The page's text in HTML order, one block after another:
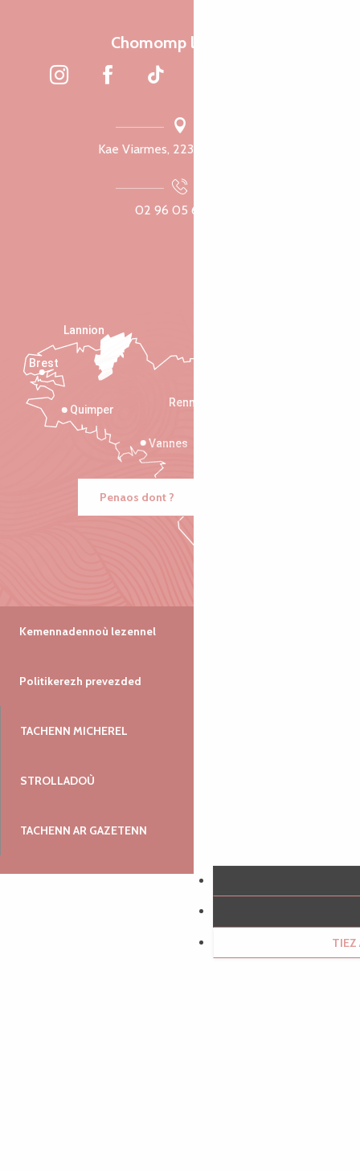
Chomomp liammet
Kae Viarmes, 22300 Lannuon
02 96 05 60 70
Rennes
Vannes
Quimper
Lannion
Brest
Penaos dont ?
Kemennadennoù lezennel
Politikerezh prevezded
TACHENN MICHEREL
STROLLADOÙ
TACHENN AR GAZETENN